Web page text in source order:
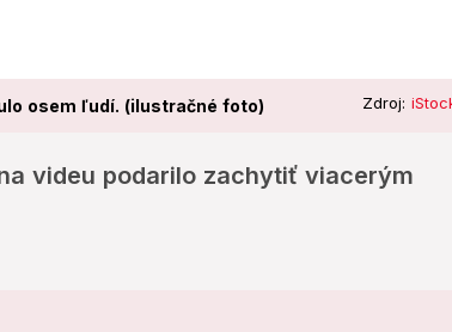
osem ľudí. (ilustračné foto) Zdroj:
videu podarilo zachytiť viacerým